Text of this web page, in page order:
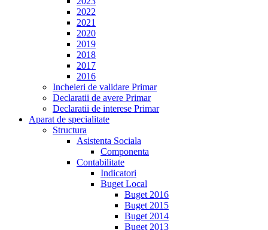
2022
2021
2020
2019
2018
2017
2016
Incheieri de validare Primar
Declaratii de avere Primar
Declaratii de interese Primar
Aparat de specialitate
Structura
Asistenta Sociala
Componenta
Contabilitate
Indicatori
Buget Local
Buget 2016
Buget 2015
Buget 2014
Buget 2013